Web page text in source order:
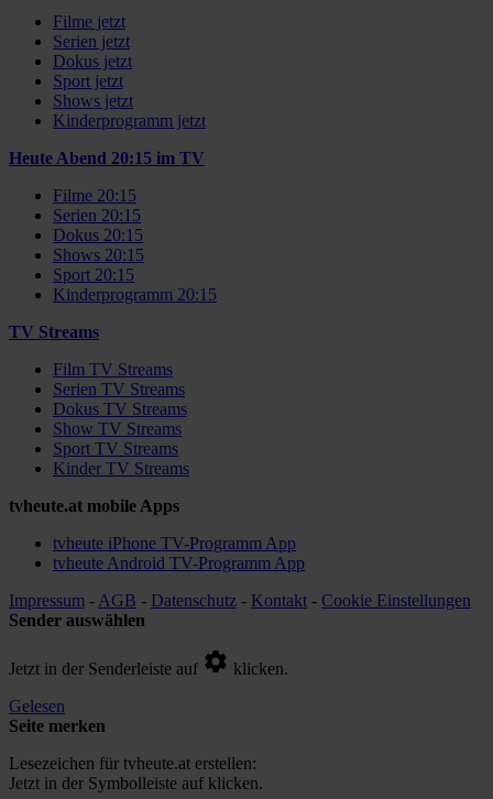
Filme jetzt
Serien jetzt
Dokus jetzt
Sport jetzt
Shows jetzt
Kinderprogramm jetzt
Heute Abend 20:15 im TV
Filme 20:15
Serien 20:15
Dokus 20:15
Shows 20:15
Sport 20:15
Kinderprogramm 20:15
TV Streams
Film TV Streams
Serien TV Streams
Dokus TV Streams
Show TV Streams
Sport TV Streams
Kinder TV Streams
tvheute.at mobile Apps
tvheute iPhone TV-Programm App
tvheute Android TV-Programm App
Impressum - AGB - Datenschutz - Kontakt - Cookie Einstellungen
Sender auswählen
Jetzt in der Senderleiste auf
klicken.
Gelesen
Seite merken
Lesezeichen für tvheute.at erstellen:
Jetzt in der Symbolleiste auf klicken.